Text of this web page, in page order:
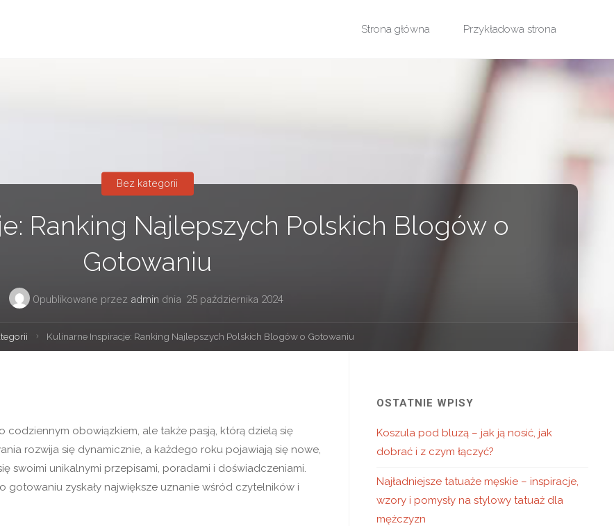
Strona główna Przykładowa strona
Ranking Najlepszych Polskich Blogów o
Gotowaniu
Opublikowane przez admin dnia 25 października 2024
Bez kategorii
Kulinarne Inspiracje: Ranking Najlepszych Polskich Blogów o Gotowaniu
obowiązkiem, ale także pasją, którą dzielą się
rozwija się dynamicznie, a każdego roku pojawiają się nowe,
swoimi unikalnymi przepisami, poradami i doświadczeniami.
zyskały największe uznanie wśród czytelników i
OSTATNIE WPISY
Koszula pod bluzą – jak ją nosić, jak
dobrać i z czym łączyć?
Najładniejsze tatuaże męskie – inspiracje,
wzory i pomysły na stylowy tatuaż dla
mężczyzn